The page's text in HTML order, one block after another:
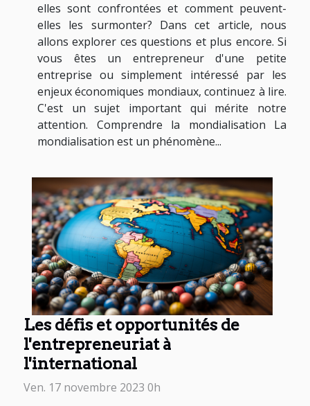
elles sont confrontées et comment peuvent-
elles les surmonter? Dans cet article, nous
allons explorer ces questions et plus encore. Si
vous êtes un entrepreneur d'une petite
entreprise ou simplement intéressé par les
enjeux économiques mondiaux, continuez à lire.
C'est un sujet important qui mérite notre
attention. Comprendre la mondialisation La
mondialisation est un phénomène...
Les défis et opportunités de
l'entrepreneuriat à
l'international
Ven. 17 novembre 2023 0h